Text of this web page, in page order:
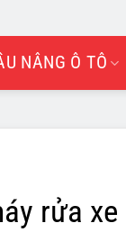
NÂNG Ô TÔ
rửa